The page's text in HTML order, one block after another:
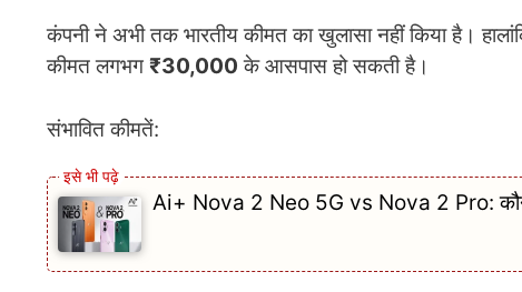
कंपनी ने अभी तक भारतीय कीमत का खुलासा नहीं किया है।
कीमत लगभग ₹30,000 के आसपास हो सकती है।
संभावित कीमतें:
Ai+ Nova 2 Neo 5G vs Nova 2 Pro: कौन